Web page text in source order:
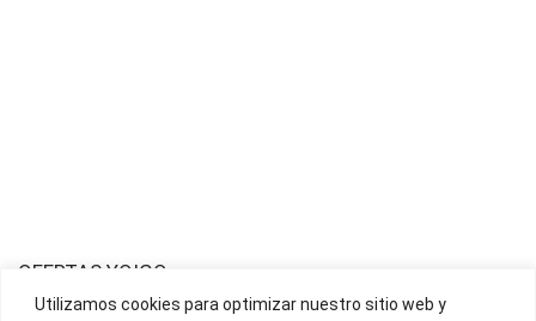
Utilizamos cookies para optimizar nuestro sitio web y
OFERTAS YOIGO